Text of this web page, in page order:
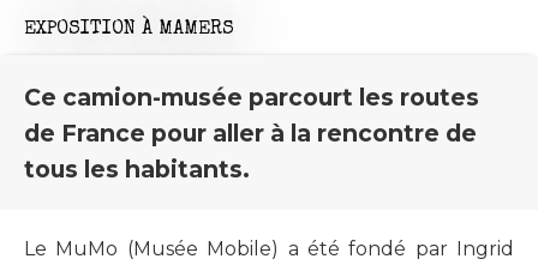
EXPOSITION À MAMERS
Ce camion-musée parcourt les routes
de France pour aller à la rencontre de
tous les habitants.
Le MuMo (Musée Mobile) a été fondé par Ingrid